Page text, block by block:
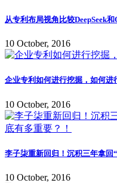
从专利布局视角比较DeepSeek
10 October, 2016
企业专利如何进行挖掘，如何进
10 October, 2016
李子柒重新回归！沉积三年拿回
10 October, 2016